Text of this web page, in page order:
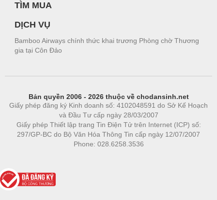
TÌM MUA
DỊCH VỤ
Bamboo Airways chính thức khai trương Phòng chờ Thương
gia tại Côn Đảo
Bản quyền 2006 - 2026 thuộc về chodansinh.net
Giấy phép đăng ký Kinh doanh số: 4102048591 do Sở Kế Hoạch
và Đầu Tư cấp ngày 28/03/2007
Giấy phép Thiết lập trang Tin Điện Tử trên Internet (ICP) số:
297/GP-BC do Bộ Văn Hóa Thông Tin cấp ngày 12/07/2007
Phone: 028.6258.3536